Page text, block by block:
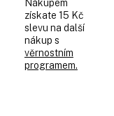
Nákupem
získate 15 Kč
slevu na další
nákup s
věrnostním
programem.